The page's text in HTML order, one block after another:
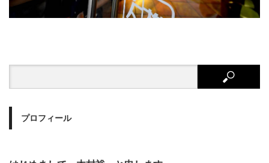
プロフィール